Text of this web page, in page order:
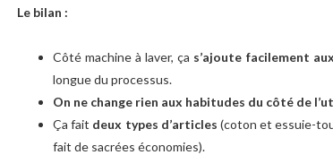
Le bilan :
Côté machine à laver, ça s’ajoute facilement
longue du processus.
On ne change rien aux habitudes du côté de
Ça fait deux types d’articles (coton et essuie-
fait de sacrées économies).